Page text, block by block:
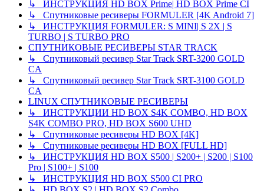
↳ ИНСТРУКЦИЯ HD BOX Prime| HD BOX Prime CI
↳ Спутниковые ресиверы FORMULER [4K Android 7]
↳ ИНСТРУКЦИЯ FORMULER: S MINI| S 2X | S
TURBO | S TURBO PRO
СПУТНИКОВЫЕ РЕСИВЕРЫ STAR TRACK
↳ Спутниковый ресивер Star Track SRT-3200 GOLD
CA
↳ Спутниковый ресивер Star Track SRT-3100 GOLD
CA
LINUX СПУТНИКОВЫЕ РЕСИВЕРЫ
↳ ИНСТРУКЦИИ HD BOX S4K COMBO, HD BOX
S4K COMBO PRO, HD BOX S600 UHD
↳ Спутниковые ресиверы HD BOX [4K]
↳ Спутниковые ресиверы HD BOX [FULL HD]
↳ ИНСТРУКЦИЯ HD BOX S500 | S200+ | S200 | S100
Pro | S100+ | S100
↳ ИНСТРУКЦИЯ HD BOX S500 CI PRO